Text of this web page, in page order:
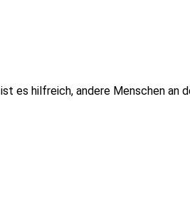
hilfreich, andere Menschen an